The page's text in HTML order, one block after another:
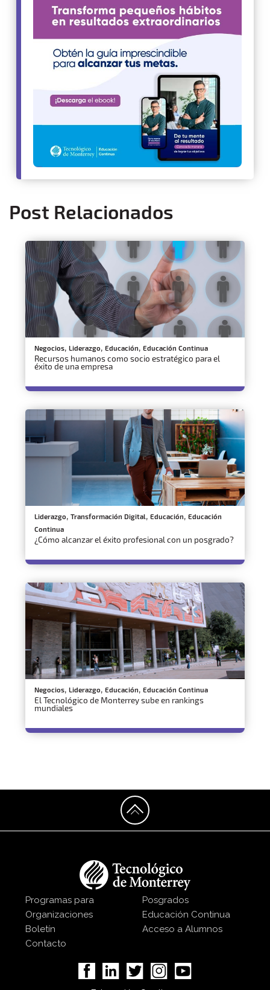
Post Relacionados
Negocios, Liderazgo, Educación, Educación Continua
Recursos humanos como socio estratégico para el
éxito de una empresa
Liderazgo, Transformación Digital, Educación, Educación
Continua
¿Cómo alcanzar el éxito profesional con un posgrado?
Negocios, Liderazgo, Educación, Educación Continua
El Tecnológico de Monterrey sube en rankings
mundiales
Programas para
Organizaciones
Boletín
Contacto
Posgrados
Educación Continua
Acceso a Alumnos